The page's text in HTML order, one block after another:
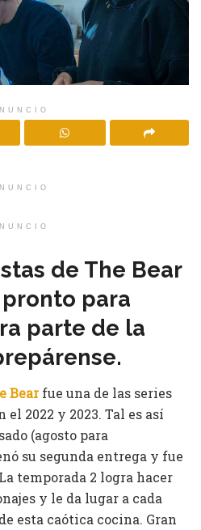
de The Bear
para
parte de la
Bear fue una de las series
2022 y 2023. Tal es así
(agosto para
su segunda entrega y fue
temporada 2 logra hacer
y le da lugar a cada
esta caótica cocina. Gran